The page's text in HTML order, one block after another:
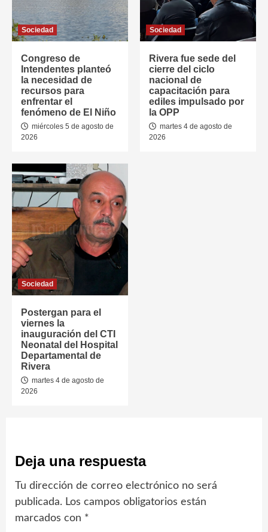
Sociedad
Congreso de
Intendentes planteó
la necesidad de
recursos para
enfrentar el
fenómeno de El Niño
miércoles 5 de agosto de
2026
Sociedad
Rivera fue sede del
cierre del ciclo
nacional de
capacitación para
ediles impulsado por
la OPP
martes 4 de agosto de
2026
Sociedad
Postergan para el
viernes la
inauguración del CTI
Neonatal del Hospital
Departamental de
Rivera
martes 4 de agosto de
2026
Deja una respuesta
Tu dirección de correo electrónico no será
publicada. Los campos obligatorios están
marcados con *